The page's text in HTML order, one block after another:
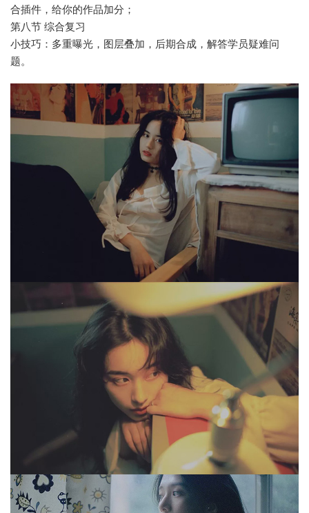
合插件，给你的作品加分；
第八节 综合复习
小技巧：多重曝光，图层叠加，后期合成，解答学员疑难问
题。